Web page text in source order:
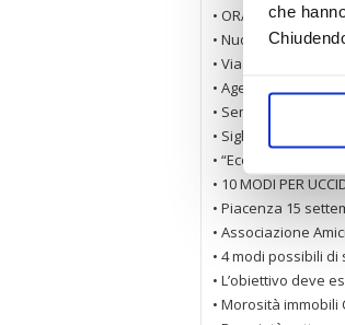
che
• ORA C’È UN
• Nuovo Codice
• Viaggio in
• Agenti
• Seminario a
• Siglato accordo
• “Ecobonus”:
• 10 MODI PER
• Piacenza 15
• Associazione
• 4 modi possibili
• L’obiettivo deve
• Morosità immobili